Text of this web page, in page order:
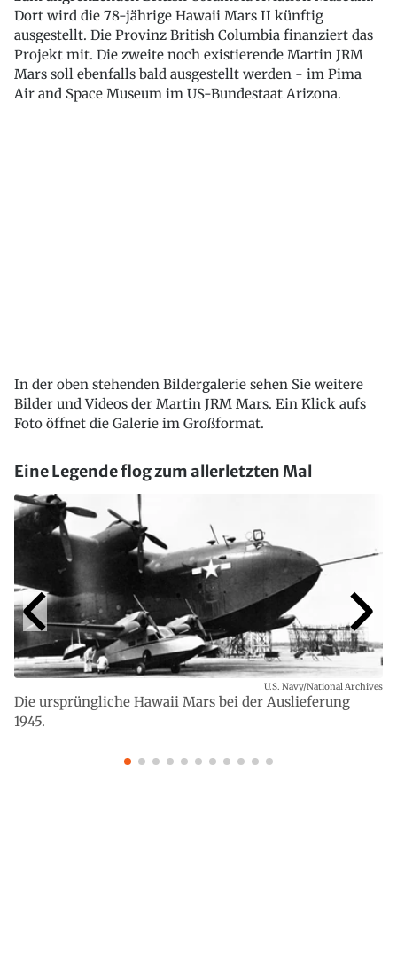
Dort wird die 78-jährige Hawaii Mars II künftig
ausgestellt. Die Provinz British Columbia finanziert das
Projekt mit. Die zweite noch existierende Martin JRM
Mars soll ebenfalls bald ausgestellt werden - im Pima
Air and Space Museum im US-Bundestaat Arizona.
In der oben stehenden Bildergalerie sehen Sie weitere
Bilder und Videos der Martin JRM Mars. Ein Klick aufs
Foto öffnet die Galerie im Großformat.
Eine Legende flog zum allerletzten Mal
Die ursprüngliche Hawaii Mars bei der Auslieferung
1945.
U.S. Navy/National Archives